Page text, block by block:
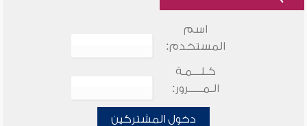
اسم
المستخدم:
كـلـــمـة
الـمـــــرور:
دخول المشتركين